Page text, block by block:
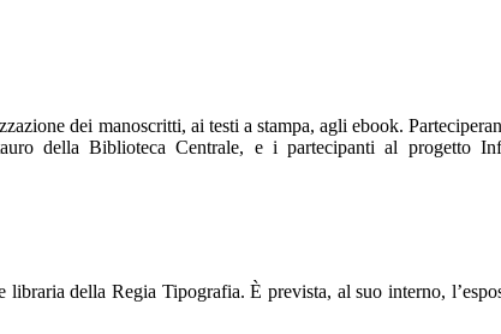
dei manoscritti, ai testi a stampa, agli ebook.
della Biblioteca Centrale, e i partecipanti al progetto
della Regia Tipografia. È prevista, al suo interno,